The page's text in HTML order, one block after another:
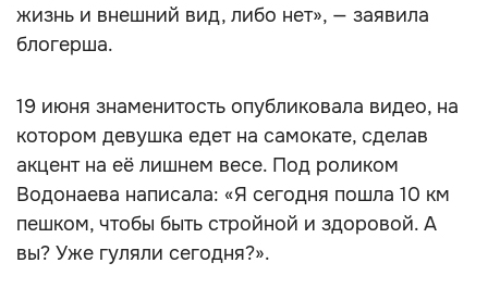
жизнь и внешний вид, либо нет», — заявила
блогерша.
19 июня знаменитость опубликовала видео, на
котором девушка едет на самокате, сделав
акцент на её лишнем весе. Под роликом
Водонаева написала: «Я сегодня пошла 10 км
пешком, чтобы быть стройной и здоровой. А
вы? Уже гуляли сегодня?».